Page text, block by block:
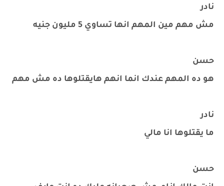
نادر
مش مهم مين المهم انها تساوي 5 مليون جنيه
حسن
هو ده المهم عندك انما انهم هايقتلوها ده مش مهم
نادر
ما يقتلوها انا مالي
حسن